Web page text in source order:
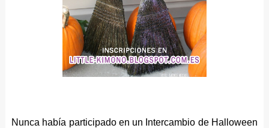
Nunca había participado en un Intercambio de Halloween